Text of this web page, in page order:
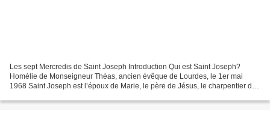
Les sept Mercredis de Saint Joseph Introduction Qui est Saint Joseph?
Homélie de Monseigneur Théas, ancien évêque de Lourdes, le 1er mai
1968 Saint Joseph est l’époux de Marie, le père de Jésus, le charpentier de